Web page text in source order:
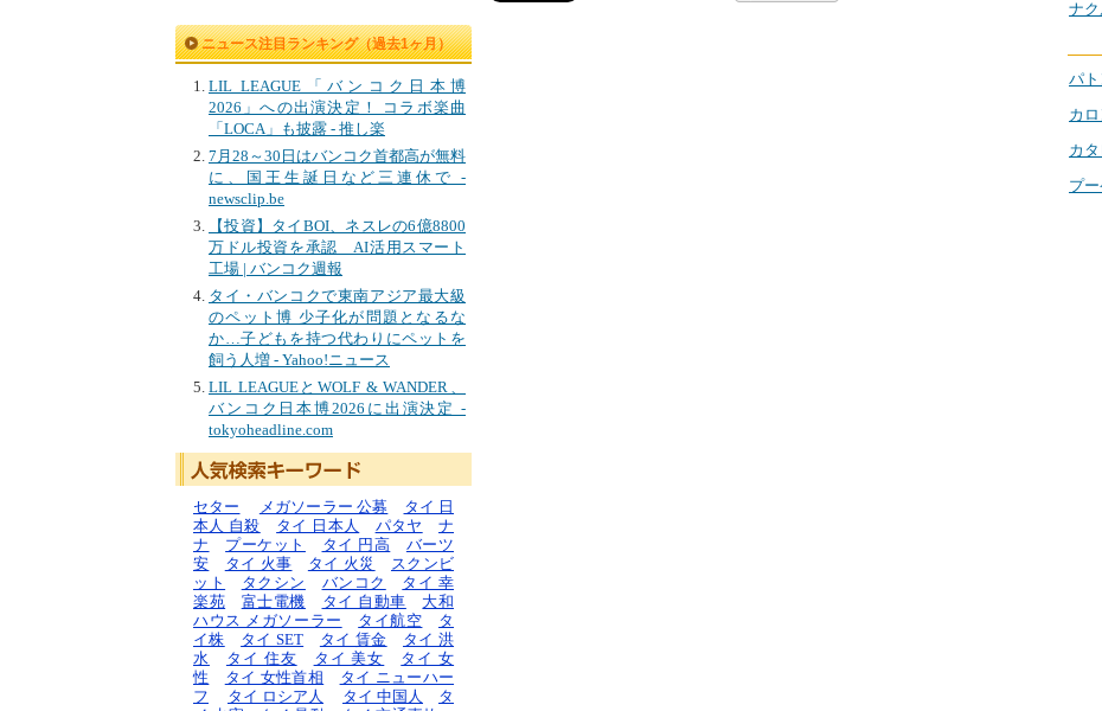
ニュース注目ランキング（過去1ヶ月）
LIL LEAGUE「バンコク日本博
2026」への出演決定！ コラボ楽曲
「LOCA」も披露 - 推し楽
7月28～30日はバンコク首都高が無料
に、国王生誕日など三連休で -
newsclip.be
【投資】タイBOI、ネスレの6億8800
万ドル投資を承認 AI活用スマート
工場 | バンコク週報
タイ・バンコクで東南アジア最大級
のペット博 少子化が問題となるな
か…子どもを持つ代わりにペットを
飼う人増 - Yahoo!ニュース
LIL LEAGUEとWOLF & WANDER、
バンコク日本博2026に出演決定 -
tokyoheadline.com
セター メガソーラー 公募
タイ 日
本人 自殺
タイ 日本人 パタヤ
ナ
ナ
プーケット タイ 円高
バーツ
安
タイ 火事 タイ 火災
スクンビ
ット
タクシン バンコク
タイ 幸
楽苑
富士電機 タイ 自動車
大和
ハウス メガソーラー
タイ航空
タ
イ株
タイ SET タイ 賃金
タイ 洪
水
タイ 住友 タイ 美女
タイ 女
性
タイ 女性首相
タイ ニューハー
フ
タイ ロシア人 タイ 中国人
タ